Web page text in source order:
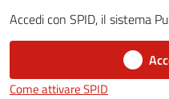
5x1000
Servizi
Accedi con SPID, il sistema
Come attivare SPID